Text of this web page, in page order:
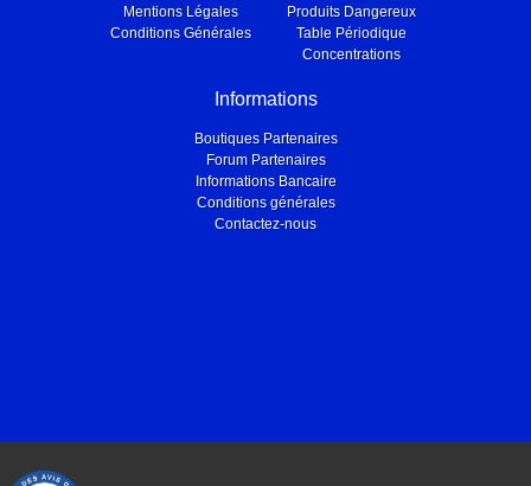
Mentions Légales
Conditions Générales
Produits Dangereux
Table Périodique
Concentrations
Informations
Boutiques Partenaires
Forum Partenaires
Informations Bancaire
Conditions générales
Contactez-nous